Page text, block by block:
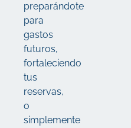
preparándote
para
gastos
futuros,
fortaleciendo
tus
reservas,
o
simplemente